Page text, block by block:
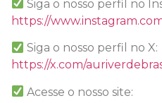
Siga o nosso perfil no
https://
Siga o nosso perfil no X:
https://x.com/
Acesse o nosso site: